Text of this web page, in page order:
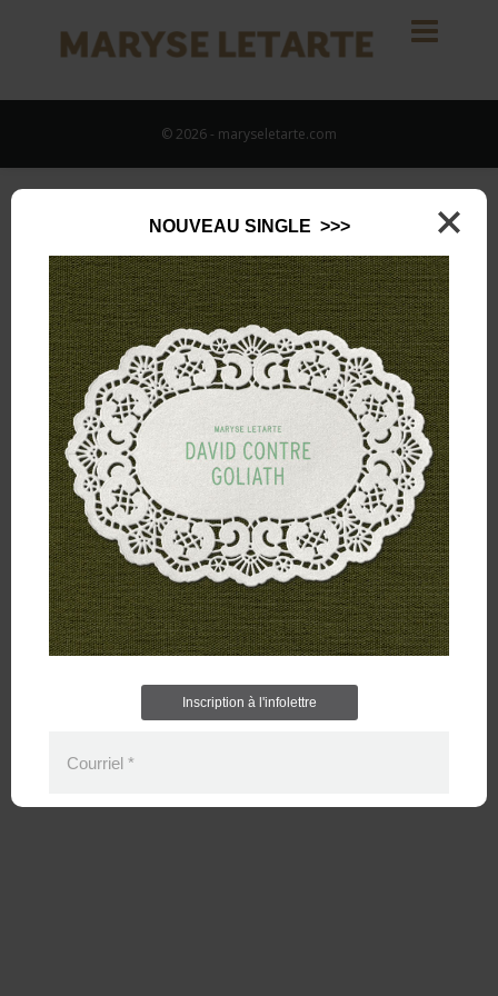
© 2026 - maryseletarte.com
NOUVEAU SINGLE >>>
Inscription à l'infolettre
Courriel *